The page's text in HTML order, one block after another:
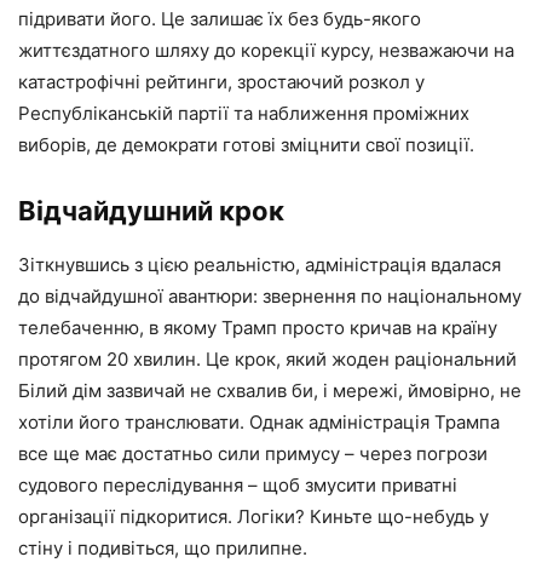
підривати його. Це залишає їх без будь-якого
життєздатного шляху до корекції курсу, незважаючи на
катастрофічні рейтинги, зростаючий розкол у
Республіканській партії та наближення проміжних
виборів, де демократи готові зміцнити свої позиції.
Відчайдушний крок
Зіткнувшись з цією реальністю, адміністрація вдалася
до відчайдушної авантюри: звернення по національному
телебаченню, в якому Трамп просто кричав на країну
протягом 20 хвилин. Це крок, який жоден раціональний
Білий дім зазвичай не схвалив би, і мережі, ймовірно, не
хотіли його транслювати. Однак адміністрація Трампа
все ще має достатньо сили примусу – через погрози
судового переслідування – щоб змусити приватні
організації підкоритися. Логіки? Киньте що-небудь у
стіну і подивіться, що прилипне.